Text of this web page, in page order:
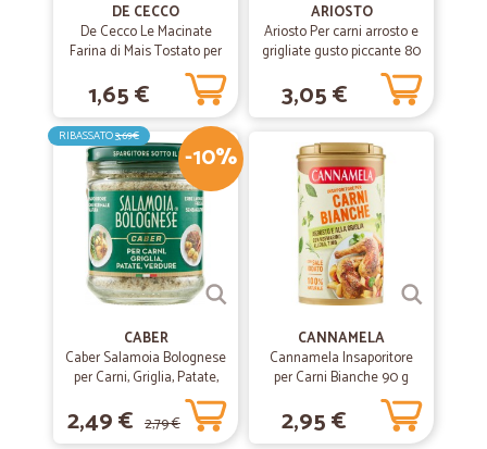
DE CECCO
De Cecco Le Macinate
Farina di Mais Tostato per
Impanatura 375 gr. senza
glutine
1,65 €
ARIOSTO
Ariosto Per carni arrosto e
grigliate gusto piccante 80
3,05 €
-10%
RIBASSATO3,69€
CABER
Caber Salamoia Bolognese
per Carni, Griglia, Patate,
Verdure 200 gr.
2,49 € 2,79 €
CANNAMELA
Cannamela Insaporitore
per Carni Bianche 90 g
2,95 €